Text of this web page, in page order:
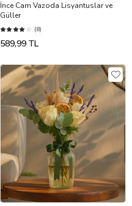
İnce Cam Vazoda Lisyantuslar ve
Güller
(8)
589,99 TL